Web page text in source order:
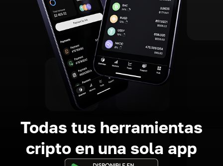
Todas tus herramientas
cripto en una sola app